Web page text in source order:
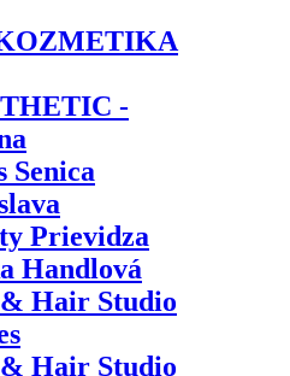
-
Senica
Prievidza
Handlová
Hair Studio
Hair Studio